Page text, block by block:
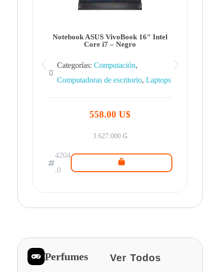
Notebook ASUS VivoBook 16″ Intel
Core i7 – Negro
Categorías: Computación,
Computadoras de escritorio, Laptops
558.00 U$
3.627.000 ₲
4204
.0
Perfumes Ver Todos